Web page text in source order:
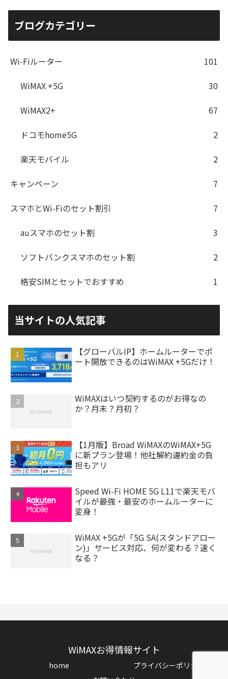
ブログカテゴリー
Wi-Fiルーター
101
WiMAX +5G
30
WiMAX2+
67
ドコモhome5G
2
楽天モバイル
2
キャンペーン
7
スマホとWi-Fiのセット割引
7
auスマホのセット割
3
ソフトバンクスマホのセット割
2
格安SIMとセットでおすすめ
1
当サイトの人気記事
【グローバルIP】ホームルーターでポ
ート開放できるのはWiMAX +5Gだけ！
WiMAXはいつ契約するのがお得なの
か？月末？月初？
【1月版】Broad WiMAXのWiMAX+5G
に新プラン登場！他社解約違約金の負
担もアリ
Speed Wi-Fi HOME 5G L11で楽天モバ
イルが最強・最安のホームルーターに
変身！
WiMAX +5Gが「5G SA(スタンドアロー
ン)」サービス対応、何が変わる？速く
なる？
WiMAXお得情報サイト
home
プライバシーポリシー